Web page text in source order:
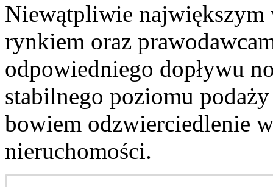
Niewątpliwie największym
rynkiem oraz
odpowiedniego dopływu
stabilnego poziomu
bowiem odzwierciedlenie
nieruchomości.